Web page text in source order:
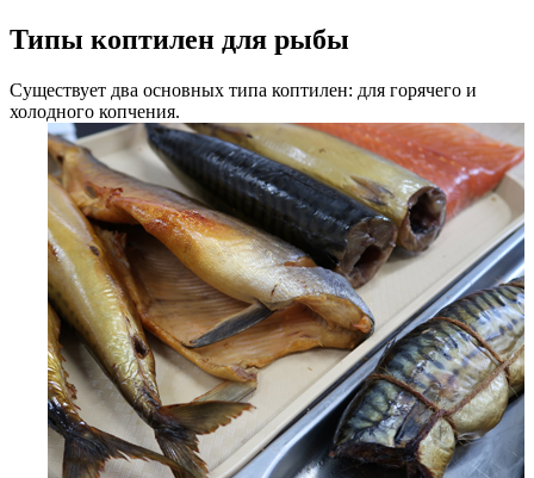
Типы коптилен для рыбы
Существует два основных типа коптилен: для горячего и
холодного копчения.